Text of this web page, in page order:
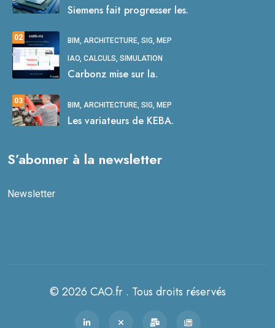
Siemens fait progresser les.
02 BIM, ARCHITECTURE, SIG, MEP
IAO, CALCULS, SIMULATION
Carbonz mise sur la.
03 BIM, ARCHITECTURE, SIG, MEP
Les variateurs de KEBA.
S’abonner à la newsletter
Newsletter
© 2026 CAO.fr . Tous droits réservés